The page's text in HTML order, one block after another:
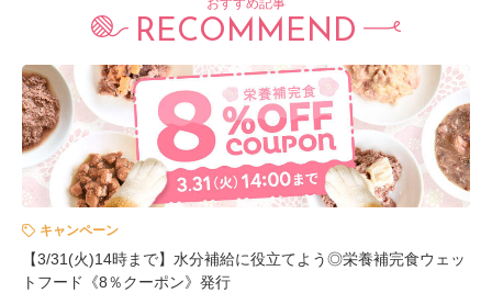
おすすめ記事
RECOMMEND
キャンペーン
【3/31(火)14時まで】水分補給に役立てよう◎栄養補完食ウェッ
トフード《8％クーポン》発行